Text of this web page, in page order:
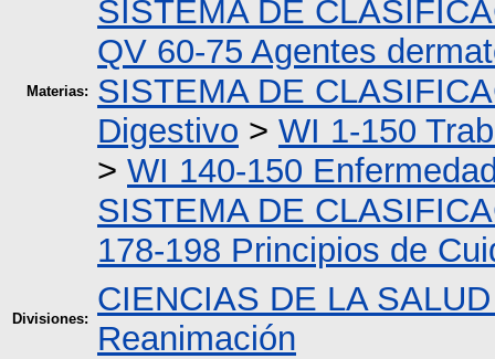
Materias:
SISTEMA DE
QV 60-75 Agentes
SISTEMA DE
Digestivo > WI 1-150
> WI 140-150
SISTEMA DE
178-198 Principios de
Divisiones:
CIENCIAS DE LA
Reanimación